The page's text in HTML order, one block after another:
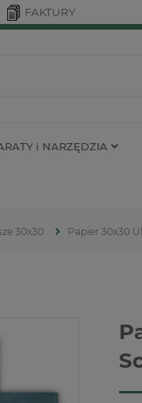
FAKTURY
i NARZĘDZIA
30x30 Papier 30x30